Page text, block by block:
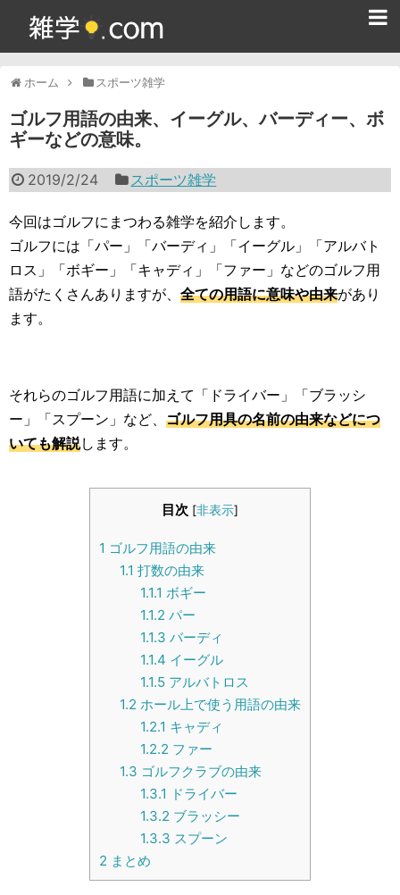
ホーム スポーツ雑学
ゴルフ用語の由来、イーグル、バーディー、ボ
ギーなどの意味。
2019/2/24 スポーツ雑学
今回はゴルフにまつわる雑学を紹介します。
ゴルフには「パー」「バーディ」「イーグル」「アルバト
ロス」「ボギー」「キャディ」「ファー」などのゴルフ用
語がたくさんありますが、 全ての用語に意味や由来があり
ます。
それらのゴルフ用語に加えて「ドライバー」「ブラッシ
ー」「スプーン」など、 ゴルフ用具の名前の由来などにつ
いても解説します。
目次 [非表示]
1 ゴルフ用語の由来
1.1 打数の由来
1.1.1 ボギー
1.1.2 パー
1.1.3 バーディ
1.1.4 イーグル
1.1.5アルバトロス
1.2 ホール上で使う用語の由来
1.2.1 キャディ
1.2.2 ファー
1.3 ゴルフクラブの由来
1.3.1 ドライバー
1.3.2 ブラッシー
1.3.3 スプーン
2 まとめ
365日雑学カレンダー
面白い雑学
ためになる雑学
スポーツ雑学
食べ物雑学
生活雑学
サイト情報